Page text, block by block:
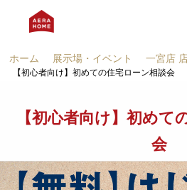
ホーム 展示場・イベント 一宮店
【初心者向け】初めての住宅ローン相談会
【初心者向け】初めて
会